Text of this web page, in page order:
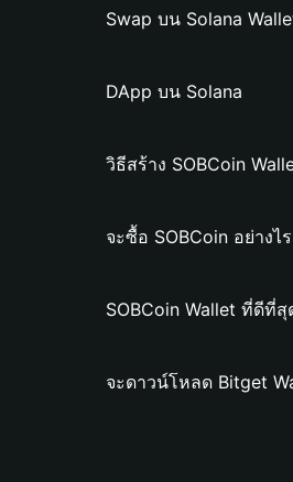
Swap บน Solana
DApp บน Solana
วิธีสร้าง SOBCoin
จะซื้อ SOBCoin อย่างไร
SOBCoin Wallet ที่ดีที่
จะดาวน์โหลด Bitget